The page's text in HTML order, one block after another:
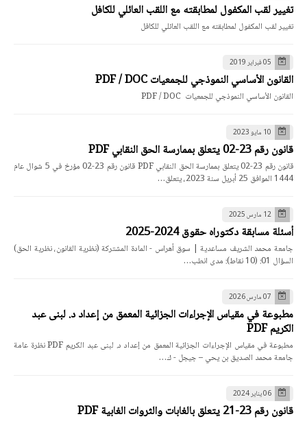
تغيير لقب المكفول لمطابقته مع اللقب العائلي للكافل
تغيير لقب المكفول لمطابقته مع اللقب العائلي للكافل
05 فبراير 2019
القانون الأساسي النموذجي للجمعيات PDF / DOC
القانون الأساسي النموذجي للجمعيات PDF / DOC
10 مايو 2023
قانون رقم 23-02 يتعلق بممارسة الحق النقابي PDF
قانون رقم 23-02 يتعلق بممارسة الحق النقابي PDF قانون رقم 23-02 مؤرخ في 5 شوال عام
1444 الموافق 25 أبريل سنة 2023، يتعلق…
12 مارس 2025
أسئلة مسابقة دكتوراه حقوق 2024-2025
جامعة محمد الشريف مساعدية | سوق أهراس - المادة المشتركة (نظرية القانون، نظرية الحق)
السؤال 01: (10 نقاط): مدى انطب…
07 مارس 2026
مطبوعة في مقياس الإجراءات الجزائية المعمق من إعداد د. لبنى عبد
الكريم PDF
مطبوعة في مقياس الإجراءات الجزائية المعمق من إعداد د. لبنى عبد الكريم PDF نظرة عامة
جامعة محمد الصديق بن يحي – جيجل - ك…
06 يناير 2024
قانون رقم 23-21 يتعلق بالغابات والثروات الغابية PDF